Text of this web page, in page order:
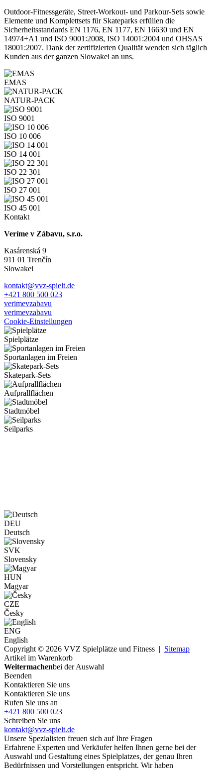
Outdoor-Fitnessgeräte, Street-Workout- und Parkour-Sets sowie
Elemente und Komplettsets für Skateparks erfüllen die
Sicherheitsstandards EN 1176, EN 1177, EN 16630 und EN
14974+A1 und ISO 9001:2008, ISO 14001:2004 und OHSAS
18001:2007. Dank der zertifizierten Qualität wenden sich täglich
Kunden aus der ganzen Slowakei an uns.
EMAS
NATUR-PACK
ISO 9001
ISO 10 006
ISO 14 001
ISO 22 301
ISO 27 001
ISO 45 001
Kontakt
Veríme v Zábavu, s.r.o.
Kasárenská 9
911 01 Trenčín
Slowakei
kontakt@vvz-spielt.de
+421 800 500 023
verimevzabavu
verimevzabavu
Cookie-Einstellungen
Spielplätze
Sportanlagen im Freien
Skatepark-Sets
Aufprallflächen
Stadtmöbel
Seilparks
DEU
Deutsch
SVK
Slovensky
HUN
Magyar
CZE
Česky
ENG
English
Copyright © 2026 VVZ Spielplätze und Fitness | Sitemap
Artikel im Warenkorb
Weitermachenbei der Auswahl
Beenden
Kontaktieren Sie uns
Kontaktieren Sie uns
Rufen Sie uns an
+421 800 500 023
Schreiben Sie uns
kontakt@vvz-spielt.de
Unsere Spezialisten freuen sich auf Ihre Fragen
Erfahrene Experten und Verkäufer helfen Ihnen gerne bei der
Auswahl und Gestaltung eines Spielplatzes, der genau Ihren
Bedürfnissen und Vorstellungen entspricht. Wir haben